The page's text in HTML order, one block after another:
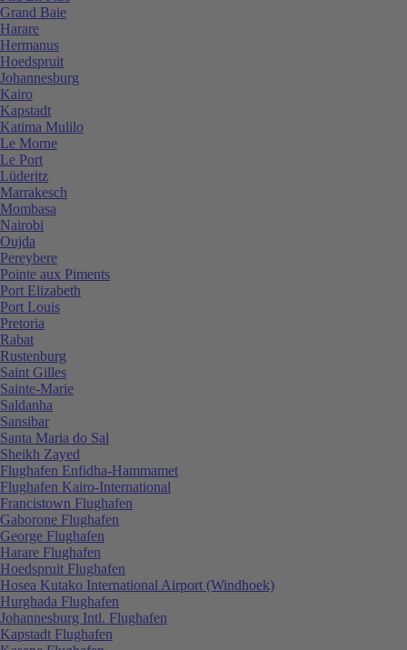
Grand Baie
Harare
Hermanus
Hoedspruit
Johannesburg
Kairo
Kapstadt
Katima Mulilo
Le Morne
Le Port
Lüderitz
Marrakesch
Mombasa
Nairobi
Oujda
Pereybere
Pointe aux Piments
Port Elizabeth
Port Louis
Pretoria
Rabat
Rustenburg
Saint Gilles
Sainte-Marie
Saldanha
Sansibar
Santa Maria do Sal
Sheikh Zayed
Flughafen Enfidha-Hammamet
Flughafen Kairo-International
Francistown Flughafen
Gaborone Flughafen
George Flughafen
Harare Flughafen
Hoedspruit Flughafen
Hosea Kutako International Airport (Windhoek)
Hurghada Flughafen
Johannesburg Intl. Flughafen
Kapstadt Flughafen